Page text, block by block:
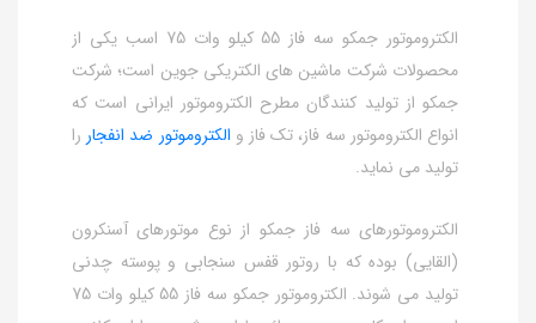
الکتروموتور جمکو سه فاز 55 کیلو وات 75 اسب یکی از
محصولات شرکت ماشین های الکتریکی جوین است؛ شرکت
جمکو از تولید کنندگان مطرح الکتروموتور ایرانی است که
انواع الکتروموتور سه فاز، تک فاز و الکتروموتور ضد انفجار را
تولید می نماید.
الکتروموتورهای سه فاز جمکو از نوع موتورهای آسنکرون
(القایی) بوده که با روتور قفس سنجابی و پوسته چدنی
تولید می شوند. الکتروموتور جمکو سه فاز 55 کیلو وات 75